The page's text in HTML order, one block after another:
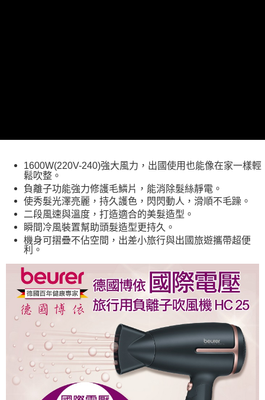
1600W(220V-240)強大風力，出國使用也能像在家一樣輕
鬆吹整。
負離子功能強力修護毛鱗片，能消除髮絲靜電。
使秀髮光澤亮麗，持久護色，閃閃動人，滑順不毛躁。
二段風速與溫度，打造適合的美髮造型。
瞬間冷風裝置幫助頭髮造型更持久。
機身可摺疊不佔空間，出差小旅行與出國旅遊攜帶超便
利。